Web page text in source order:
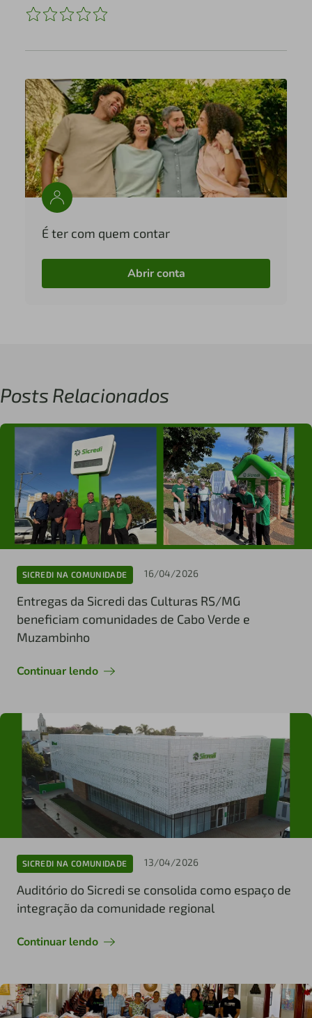
É ter com quem contar
Abrir conta
Posts Relacionados
SICREDI NA COMUNIDADE 16/04/2026
Entregas da Sicredi das Culturas RS/MG
beneficiam comunidades de Cabo Verde e
Muzambinho
Continuar lendo
SICREDI NA COMUNIDADE 13/04/2026
Auditório do Sicredi se consolida como espaço de
integração da comunidade regional
Continuar lendo